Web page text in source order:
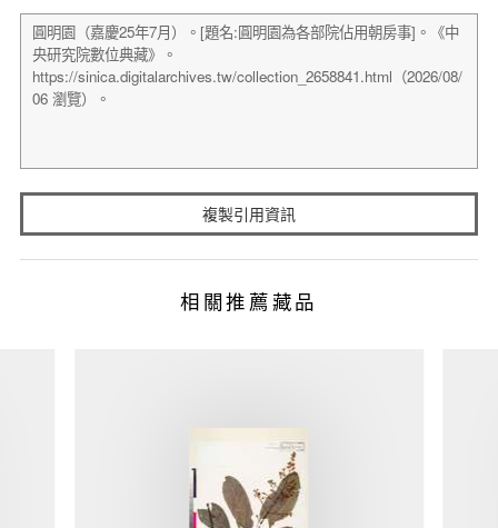
複製引用資訊
相關推薦藏品